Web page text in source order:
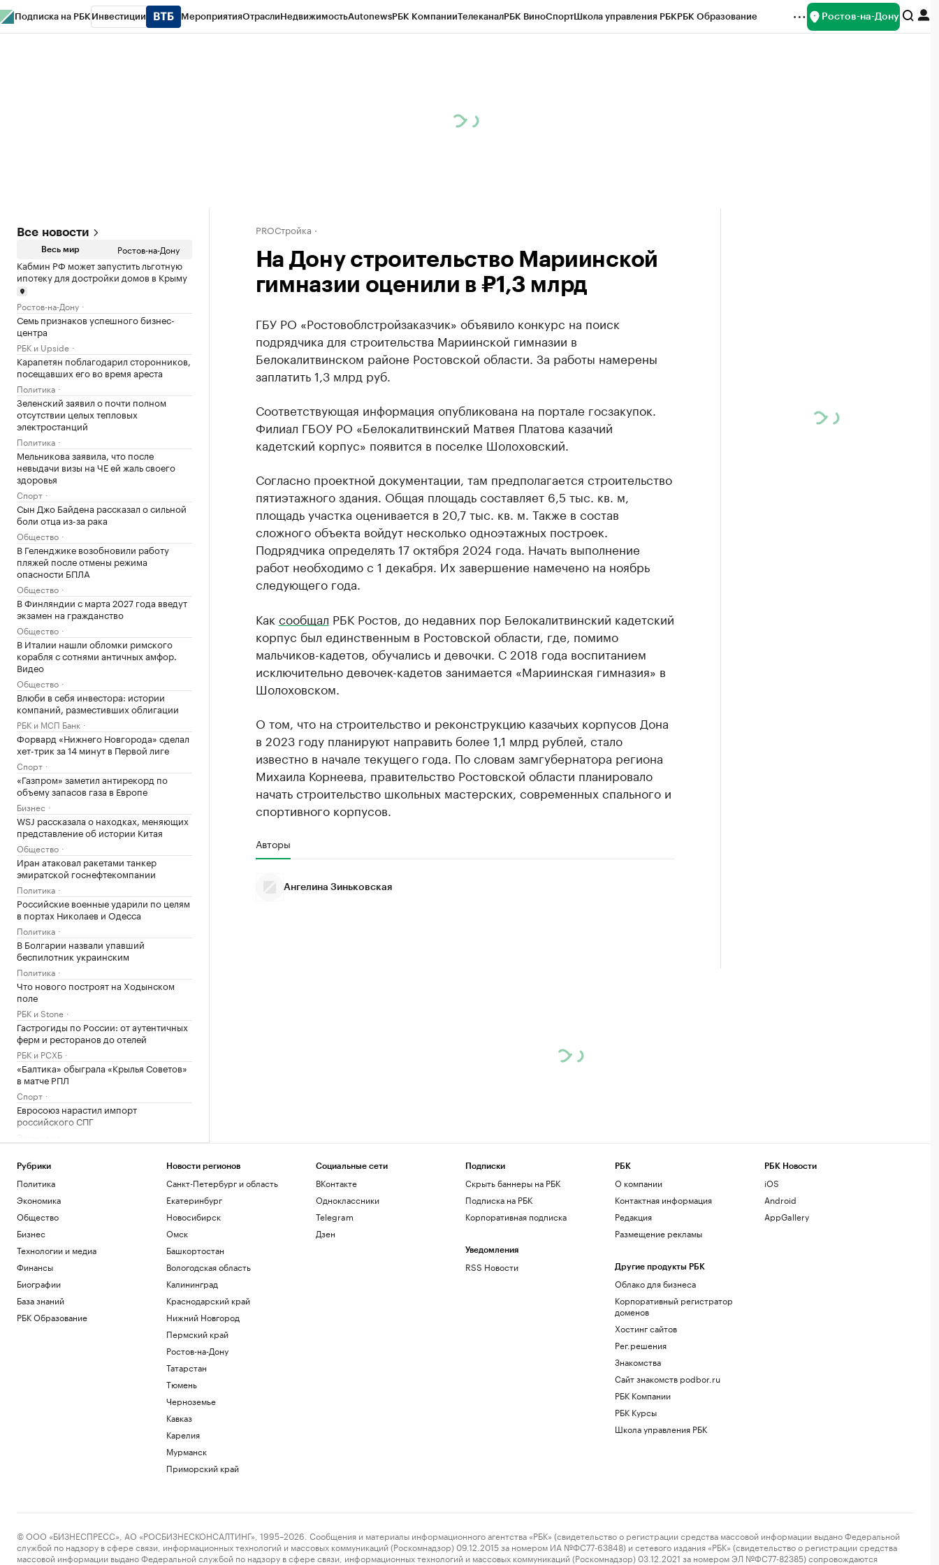
Подписка на РБК Инвестиции МероприятияОтраслиНедвижимостьAutonewsРБК КомпанииТелеканалРБК ВиноСпортШкола управления РБКРБК Образование Ростов-на-Дону
Все новости
Весь мир Ростов-на-Дону
Кабмин РФ может запустить льготную
ипотеку для достройки домов в Крыму
Ростов-на-Дону
Семь признаков успешного бизнес-
центра
РБК и Upside
Карапетян поблагодарил сторонников,
посещавших его во время ареста
Политика
Зеленский заявил о почти полном
отсутствии целых тепловых
электростанций
Политика
Мельникова заявила, что после
невыдачи визы на ЧЕ ей жаль своего
здоровья
Спорт
Сын Джо Байдена рассказал о сильной
боли отца из-за рака
Общество
В Геленджике возобновили работу
пляжей после отмены режима
опасности БПЛА
Общество
В Финляндии с марта 2027 года введут
экзамен на гражданство
Общество
В Италии нашли обломки римского
корабля с сотнями античных амфор.
Видео
Общество
Влюби в себя инвестора: истории
компаний, разместивших облигации
РБК и МСП Банк
Форвард «Нижнего Новгорода» сделал
хет-трик за 14 минут в Первой лиге
Спорт
«Газпром» заметил антирекорд по
объему запасов газа в Европе
Бизнес
WSJ рассказала о находках, меняющих
представление об истории Китая
Общество
Иран атаковал ракетами танкер
эмиратской госнефтекомпании
Политика
Российские военные ударили по целям
в портах Николаев и Одесса
Политика
В Болгарии назвали упавший
беспилотник украинским
Политика
Что нового построят на Ходынском
поле
РБК и Stone
Гастрогиды по России: от аутентичных
ферм и ресторанов до отелей
РБК и РСХБ
«Балтика» обыграла «Крылья Советов»
в матче РПЛ
Спорт
Евросоюз нарастил импорт
российского СПГ
PROСтройка
На Дону строительство Мариинской
гимназии оценили в ₽1,3 млрд
ГБУ РО «Ростовоблстройзаказчик» объявило конкурс на поиск
подрядчика для строительства Мариинской гимназии в
Белокалитвинском районе Ростовской области. За работы намерены
заплатить 1,3 млрд руб.
Соответствующая информация опубликована на портале госзакупок.
Филиал ГБОУ РО «Белокалитвинский Матвея Платова казачий
кадетский корпус» появится в поселке Шолоховский.
Согласно проектной документации, там предполагается строительство
пятиэтажного здания. Общая площадь составляет 6,5 тыс. кв. м,
площадь участка оценивается в 20,7 тыс. кв. м. Также в состав
сложного объекта войдут несколько одноэтажных построек.
Подрядчика определять 17 октября 2024 года. Начать выполнение
работ необходимо с 1 декабря. Их завершение намечено на ноябрь
следующего года.
Как сообщал РБК Ростов, до недавних пор Белокалитвинский кадетский
корпус был единственным в Ростовской области, где, помимо
мальчиков-кадетов, обучались и девочки. С 2018 года воспитанием
исключительно девочек-кадетов занимается «Мариинская гимназия» в
Шолоховском.
О том, что на строительство и реконструкцию казачьих корпусов Дона
в 2023 году планируют направить более 1,1 млрд рублей, стало
известно в начале текущего года. По словам замгубернатора региона
Михаила Корнеева, правительство Ростовской области планировало
начать строительство школьных мастерских, современных спального и
спортивного корпусов.
Авторы
Ангелина Зиньковская
Рубрики
Политика
Экономика
Общество
Бизнес
Технологии и медиа
Финансы
Биографии
База знаний
РБК Образование
Новости регионов
Санкт-Петербург и область
Екатеринбург
Новосибирск
Омск
Башкортостан
Вологодская область
Калининград
Краснодарский край
Нижний Новгород
Пермский край
Ростов-на-Дону
Татарстан
Тюмень
Черноземье
Кавказ
Карелия
Мурманск
Приморский край
Социальные сети
ВКонтакте
Одноклассники
Telegram
Дзен
Подписки
Скрыть баннеры на РБК
Подписка на РБК
Корпоративная подписка
Уведомления
RSS Новости
РБК
О компании
Контактная информация
Редакция
Размещение рекламы
Другие продукты РБК
Облако для бизнеса
Корпоративный регистратор
доменов
Хостинг сайтов
Рег.решения
Знакомства
Сайт знакомств podbor.ru
РБК Компании
РБК Курсы
Школа управления РБК
РБК Новости
iOS
Android
AppGallery
© ООО «БИЗНЕСПРЕСС», АО «РОСБИЗНЕСКОНСАЛТИНГ», 1995–2026. Сообщения и материалы информационного агентства «РБК» (свидетельство о регистрации средства массовой информации выдано Федеральной
службой по надзору в сфере связи, информационных технологий и массовых коммуникаций (Роскомнадзор) 09.12.2015 за номером ИА №ФС77-63848) и сетевого издания «РБК» (свидетельство о регистрации средства
массовой информации выдано Федеральной службой по надзору в сфере связи, информационных технологий и массовых коммуникаций (Роскомнадзор) 03.12.2021 за номером ЭЛ №ФС77-82385) сопровождаются